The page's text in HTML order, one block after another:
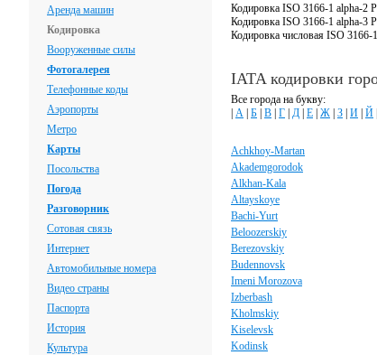
Аренда машин
Кодировка
Вооруженные силы
Фотогалерея
Телефонные коды
Аэропорты
Метро
Карты
Посольства
Погода
Разговорник
Сотовая связь
Интернет
Автомобильные номера
Видео страны
Паспорта
История
Культура
Кодировка ISO 3166-1 alpha-2
Кодировка ISO 3166-1 alpha-3
Кодировка числовая ISO 3166-
IATA кодировки
Все города на букву:
А Б В Г Д Е Ж З И Й
Achkhoy-Martan
Akademgorodok
Alkhan-Kala
Altayskoye
Bachi-Yurt
Beloozerskiy
Berezovskiy
Budennovsk
Imeni Morozova
Izberbash
Kholmskiy
Kiselevsk
Kodinsk